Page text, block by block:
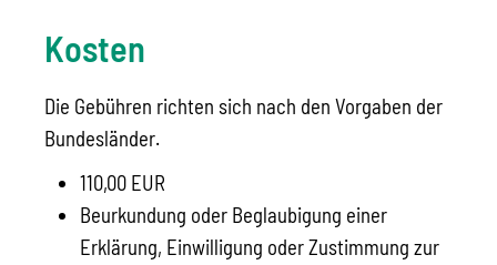
Kosten
Die Gebühren richten sich nach den Vorgaben der
Bundesländer.
110,00 EUR
Beurkundung oder Beglaubigung einer
Erklärung, Einwilligung oder Zustimmung zur